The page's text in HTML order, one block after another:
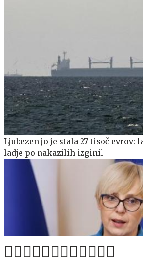
Ljubezen jo je stala 27 tisoč evrov:
ladje po nakazilih izginil